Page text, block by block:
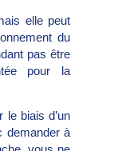
elle peut
du
pas être
pour la
biais d’un
demander à